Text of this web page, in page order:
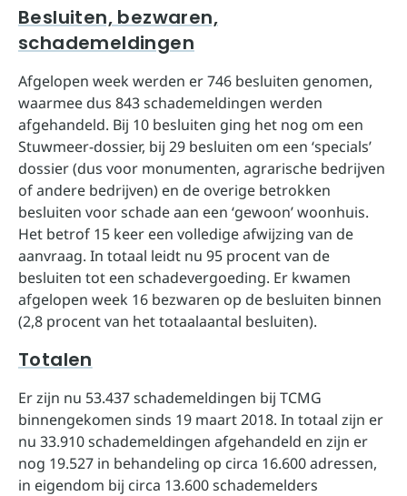
Besluiten, bezwaren,
schademeldingen
Afgelopen week werden er 746 besluiten genomen,
waarmee dus 843 schademeldingen werden
afgehandeld. Bij 10 besluiten ging het nog om een
Stuwmeer-dossier, bij 29 besluiten om een ‘specials’
dossier (dus voor monumenten, agrarische bedrijven
of andere bedrijven) en de overige betrokken
besluiten voor schade aan een ‘gewoon’ woonhuis.
Het betrof 15 keer een volledige afwijzing van de
aanvraag. In totaal leidt nu 95 procent van de
besluiten tot een schadevergoeding. Er kwamen
afgelopen week 16 bezwaren op de besluiten binnen
(2,8 procent van het totaalaantal besluiten).
Totalen
Er zijn nu 53.437 schademeldingen bij TCMG
binnengekomen sinds 19 maart 2018. In totaal zijn er
nu 33.910 schademeldingen afgehandeld en zijn er
nog 19.527 in behandeling op circa 16.600 adressen,
in eigendom bij circa 13.600 schademelders